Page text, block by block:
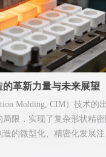
革新力量与未来展望
Molding, CIM）技术的
限，实现了复杂形状精
的微型化、精密化发展